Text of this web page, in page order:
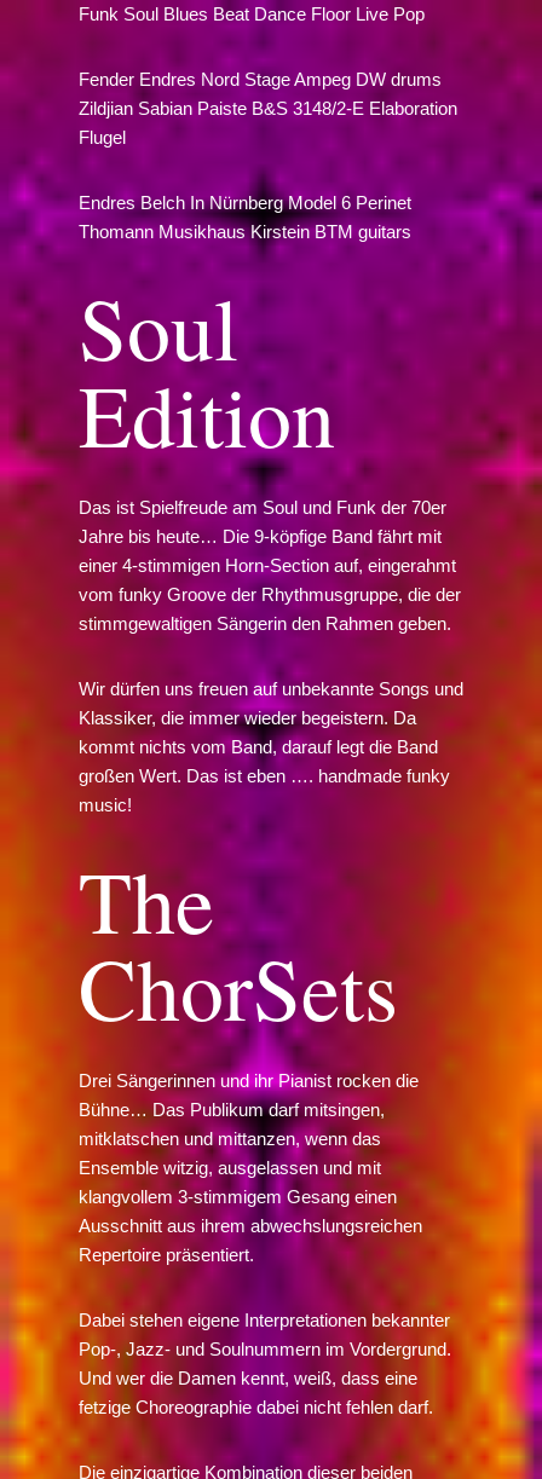
Funk Soul Blues Beat Dance Floor Live Pop
Fender Endres Nord Stage Ampeg DW drums
Zildjian Sabian Paiste B&S 3148/2-E Elaboration
Flugel
Endres Belch In Nürnberg Model 6 Perinet
Thomann Musikhaus Kirstein BTM guitars
Soul
Edition
Das ist Spielfreude am Soul und Funk der 70er
Jahre bis heute… Die 9-köpfige Band fährt mit
einer 4-stimmigen Horn-Section auf, eingerahmt
vom funky Groove der Rhythmusgruppe, die der
stimmgewaltigen Sängerin den Rahmen geben.
Wir dürfen uns freuen auf unbekannte Songs und
Klassiker, die immer wieder begeistern. Da
kommt nichts vom Band, darauf legt die Band
großen Wert. Das ist eben …. handmade funky
music!
The
ChorSets
Drei Sängerinnen und ihr Pianist rocken die
Bühne… Das Publikum darf mitsingen,
mitklatschen und mittanzen, wenn das
Ensemble witzig, ausgelassen und mit
klangvollem 3-stimmigem Gesang einen
Ausschnitt aus ihrem abwechslungsreichen
Repertoire präsentiert.
Dabei stehen eigene Interpretationen bekannter
Pop-, Jazz- und Soulnummern im Vordergrund.
Und wer die Damen kennt, weiß, dass eine
fetzige Choreographie dabei nicht fehlen darf.
Die einzigartige Kombination dieser beiden